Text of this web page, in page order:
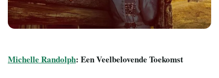
Michelle Randolph: Een Veelbelovende Toekomst